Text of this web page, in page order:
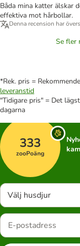
Båda mina katter älskar
effektiva mot hårbollar.
Denna recension har
Se fler
*Rek. pris =
leveranstid
"Tidigare pris" = Det
dagarna
333
zooPoäng
Välj husdjur